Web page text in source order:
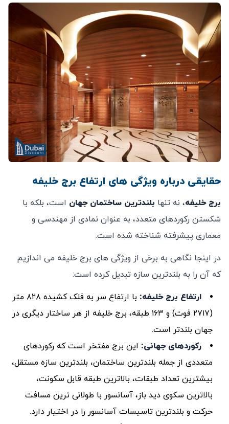
حقایقی درباره ویژگی های ارتفاع برج خلیفه
برج خلیفه، نه تنها بلندترین ساختمان جهان است، بلکه با
شکستن رکوردهای متعدد، به عنوان نمادی از مهندسی و
معماری پیشرفته شناخته شده است.
در اینجا نگاهی به برخی از ویژگی های برج خلیفه می اندازیم
که آن را به بلندترین سازه تبدیل کرده است:
ارتفاع برج خلیفه:
با ارتفاع سر به فلک کشیده ۸۲۸ متر
(۲۷۱۷ فوت) و ۱۶۳ طبقه، برج خلیفه از هر ساختار دیگری در
جهان بلندتر است.
رکوردهای جهانی: این برج مفتخر است که رکوردهای
متعددی از جمله بلندترین ساختمان، بلندترین سازه مستقل،
بیشترین تعداد طبقات، بالاترین طبقه قابل سکونت،
بالاترین سکوی دید باز، آسانسور با طولانی ترین مسافت
حرکت و بلندترین تاسیسات آسانسور را در اختیار دارد.